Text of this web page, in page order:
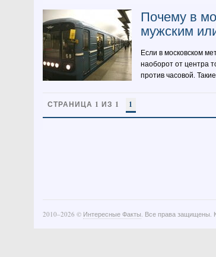
Почему в
мужским
Если в московском
наоборот от центра
против часовой.
СТРАНИЦА 1 ИЗ 1 1
2010–2026 © Интересные Факты. Все права защищены.